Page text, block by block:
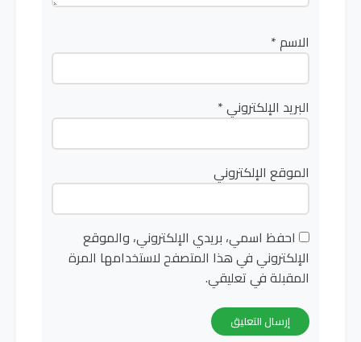
الاسم*
البريد الإلكتروني*
الموقع الإلكتروني
احفظ اسمي، بريدي الإلكتروني، والموقع
الإلكتروني في هذا المتصفح لاستخدامها المرة
المقبلة في تعليقي.